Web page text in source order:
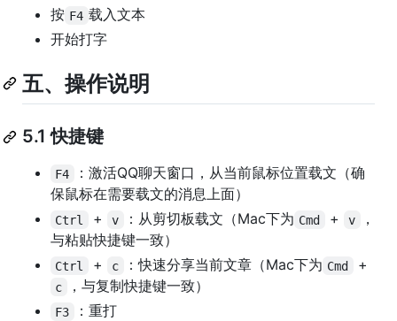
按 F4 载入文本
开始打字
五、操作说明
5.1 快捷键
F4
：激活QQ聊天窗口，从当前鼠标位置载文（确
保鼠标在需要载文的消息上面）
Ctrl + v ：从剪切板载文（Mac下为 Cmd + v
，
与粘贴快捷键一致）
Ctrl + c ：快速分享当前文章（Mac下为 Cmd +
c ，与复制快捷键一致）
F3 ：重打